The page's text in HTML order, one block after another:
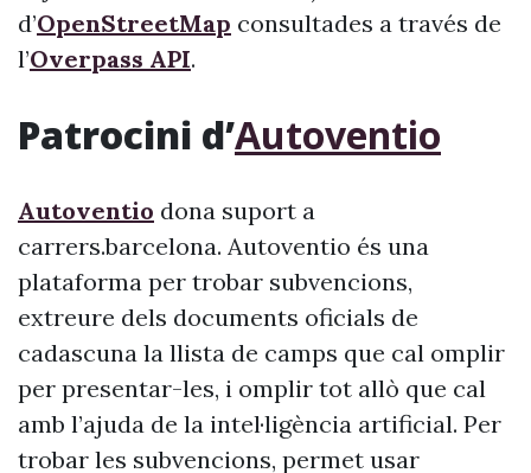
d’OpenStreetMap consultades a través de
l’Overpass API.
Patrocini d’Autoventio
Autoventio dona suport a
carrers.barcelona. Autoventio és una
plataforma per trobar subvencions,
extreure dels documents oficials de
cadascuna la llista de camps que cal omplir
per presentar-les, i omplir tot allò que cal
amb l’ajuda de la intel·ligència artificial. Per
trobar les subvencions, permet usar